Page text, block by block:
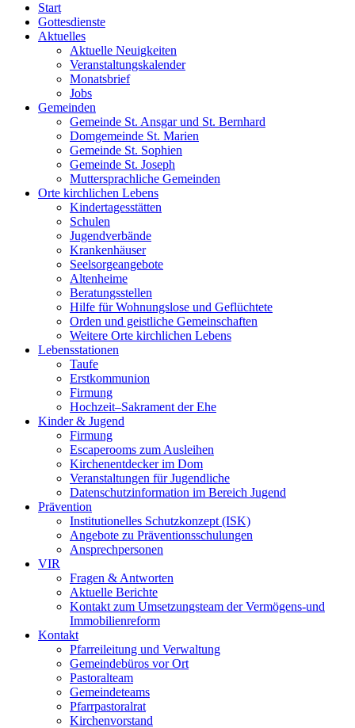
Start
Gottesdienste
Aktuelles
Aktuelle Neuigkeiten
Veranstaltungskalender
Monatsbrief
Jobs
Gemeinden
Gemeinde St. Ansgar und St. Bernhard
Domgemeinde St. Marien
Gemeinde St. Sophien
Gemeinde St. Joseph
Muttersprachliche Gemeinden
Orte kirchlichen Lebens
Kindertagesstätten
Schulen
Jugendverbände
Krankenhäuser
Seelsorgeangebote
Altenheime
Beratungsstellen
Hilfe für Wohnungslose und Geflüchtete
Orden und geistliche Gemeinschaften
Weitere Orte kirchlichen Lebens
Lebensstationen
Taufe
Erstkommunion
Firmung
Hochzeit–Sakrament der Ehe
Kinder & Jugend
Firmung
Escaperooms zum Ausleihen
Kirchenentdecker im Dom
Veranstaltungen für Jugendliche
Datenschutzinformation im Bereich Jugend
Prävention
Institutionelles Schutzkonzept (ISK)
Angebote zu Präventionsschulungen
Ansprechpersonen
VIR
Fragen & Antworten
Aktuelle Berichte
Kontakt zum Umsetzungsteam der Vermögens-und
Immobilienreform
Kontakt
Pfarreileitung und Verwaltung
Gemeindebüros vor Ort
Pastoralteam
Gemeindeteams
Pfarrpastoralrat
Kirchenvorstand